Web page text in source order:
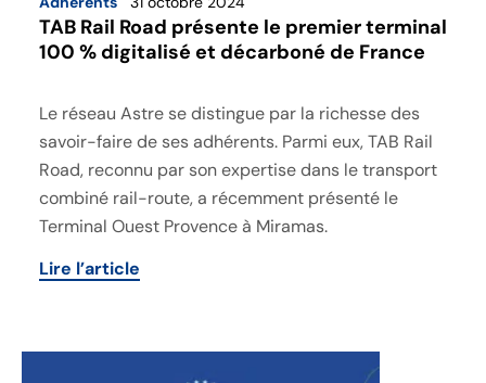
TAB Rail Road présente le premier terminal
100 % digitalisé et décarboné de France
Le réseau Astre se distingue par la richesse des
savoir-faire de ses adhérents. Parmi eux, TAB Rail
Road, reconnu par son expertise dans le transport
combiné rail-route, a récemment présenté le
Terminal Ouest Provence à Miramas.
Lire l’article